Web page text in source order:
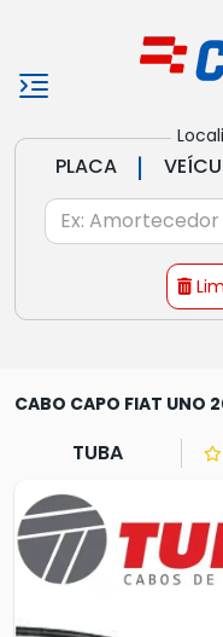
PLACA |
CABO CAPO FIAT UNO
TUBA